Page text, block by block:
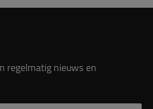
regelmatig nieuws en